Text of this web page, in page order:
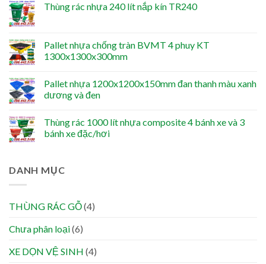
Thùng rác nhựa 240 lít nắp kín TR240
Pallet nhựa chống tràn BVMT 4 phuy KT
1300x1300x300mm
Pallet nhựa 1200x1200x150mm đan thanh màu xanh
dương và đen
Thùng rác 1000 lít nhựa composite 4 bánh xe và 3
bánh xe đặc/hơi
DANH MỤC
THÙNG RÁC GỖ(4)
Chưa phân loại(6)
XE DỌN VỆ SINH (4)